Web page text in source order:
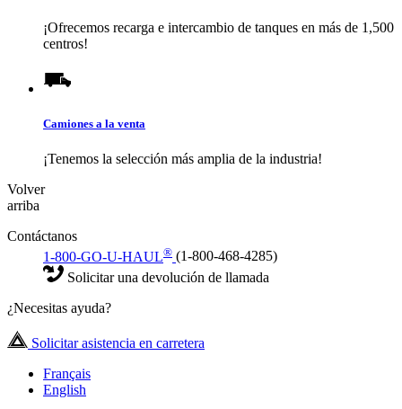
¡Ofrecemos recarga e intercambio de tanques en más de 1,500
centros!
Camiones a la venta
¡Tenemos la selección más amplia de la industria!
Volver
arriba
Contáctanos
1-800-GO-U-HAUL® (1-800-468-4285)
Solicitar una devolución de llamada
¿Necesitas ayuda?
Solicitar asistencia en carretera
Français
English